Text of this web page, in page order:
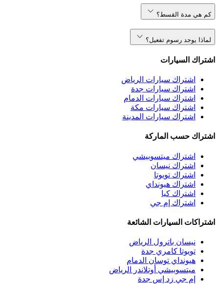
كم هي مدة القسط؟
لماذا يوجد رسوم تفعيل؟
اشتراك السيارات
اشتراك سيارات الرياض
اشتراك سيارات جدة
اشتراك سيارات الدمام
اشتراك سيارات مكة
اشتراك سيارات المدينة
اشتراك حسب الماركة
اشتراك ميتسوبيشي
اشتراك نيسان
اشتراك تويوتا
اشتراك هيونداي
اشتراك كيا
اشتراك إم جي
اشتراكات السيارات الشائعة
نيسان باترول الرياض
تويوتا كامري جدة
هيونداي توسان الدمام
ميتسوبيشي أوتلاندر الرياض
إم جي زد إس جدة